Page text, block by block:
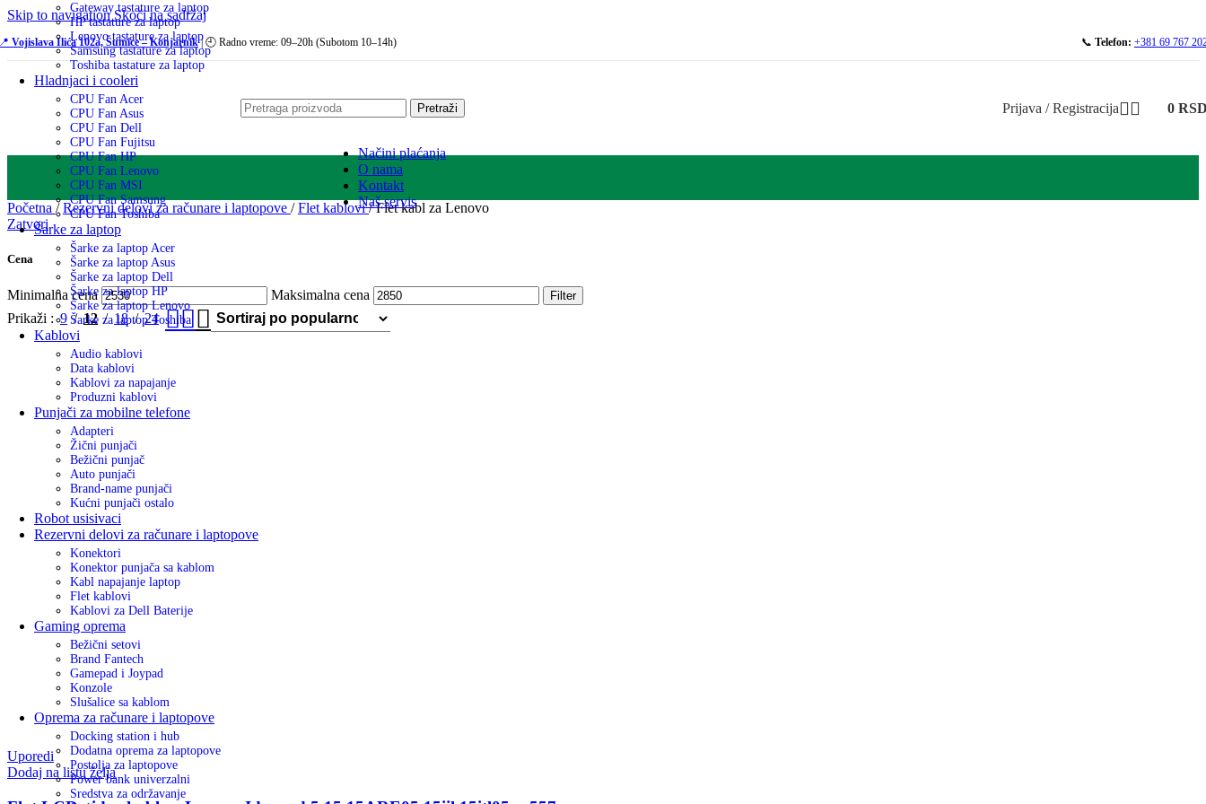
Skip to navigationSkoči na sadržaj
Vojislava Ilića 102a, Šumice – Konjarnik| 🕘 Radno vreme: 09–20h (Subotom 10–14h) 📞 Telefon: +381 69 767
Pretraži Prijava / Registracija 0
Gateway tastature za laptop
HP tastature za laptop
Lenovo tastature za laptop
Samsung tastature za laptop
Toshiba tastature za laptop
Hladnjaci i cooleri
CPU Fan Acer
CPU Fan Asus
CPU Fan Dell
CPU Fan Fujitsu
CPU Fan HP
CPU Fan Lenovo
CPU Fan MSI
CPU Fan Samsung
CPU Fan Toshiba
Šarke za laptop
Šarke za laptop Acer
Šarke za laptop Asus
Šarke za laptop Dell
Šarke za laptop HP
Šarke za laptop Lenovo
Šarke za laptop Toshiba
Kablovi
Audio kablovi
Data kablovi
Kablovi za napajanje
Produzni kablovi
Punjači za mobilne telefone
Adapteri
Žični punjači
Bežični punjač
Auto punjači
Brand-name punjači
Kućni punjači ostalo
Robot usisivaci
Rezervni delovi za računare i laptopove
Konektori
Konektor punjača sa kablom
Kabl napajanje laptop
Flet kablovi
Kablovi za Dell Baterije
Gaming oprema
Bežični setovi
Brand Fantech
Gamepad i Joypad
Konzole
Slušalice sa kablom
Oprema za računare i laptopove
Docking station i hub
Dodatna oprema za laptopove
Postolja za laptopove
Power bank univerzalni
Sredstva za održavanje
Načini plaćanja
O nama
Kontakt
Naš servis
Početna / Rezervni delovi za računare i laptopove / Flet kablovi/ Flet kabl za Lenovo
Zatvori
Cena
Minimalna cena Maksimalna cena Filter
Prikaži 9 12 18 24
Uporedi
Dodaj na listu želja